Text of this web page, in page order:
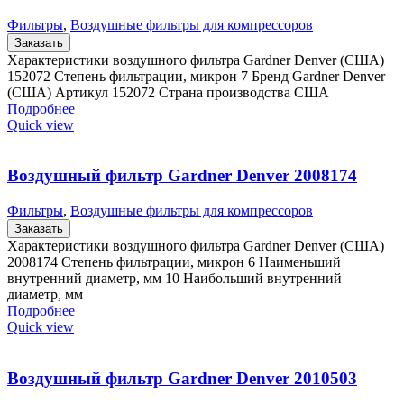
Фильтры, Воздушные фильтры для компрессоров
Заказать
Характеристики воздушного фильтра Gardner Denver (США)
152072 Степень фильтрации, микрон 7 Бренд Gardner Denver
(США) Артикул 152072 Страна производства США
Подробнее
Quick view
Воздушный фильтр Gardner Denver 2008174
Фильтры, Воздушные фильтры для компрессоров
Заказать
Характеристики воздушного фильтра Gardner Denver (США)
2008174 Степень фильтрации, микрон 6 Наименьший
внутренний диаметр, мм 10 Наибольший внутренний
диаметр, мм
Подробнее
Quick view
Воздушный фильтр Gardner Denver 2010503